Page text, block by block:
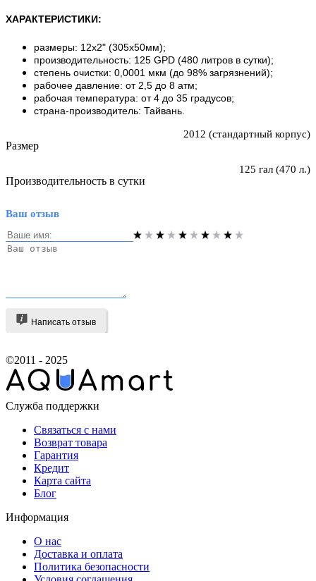
ХАРАКТЕРИСТИКИ:
размеры: 12х2" (305х50мм);
производительность: 125 GPD (480 литров в сутки);
степень очистки: 0,0001 мкм (до 98% загрязнений);
рабочее давление: от 2,5 до 8 атм;
рабочая температура: от 4 до 35 градусов;
страна-производитель: Тайвань.
Размер
2012 (стандартный корпус)
Производительность в сутки
125 гал (470 л.)
Ваш отзыв
Написать отзыв
©2011 - 2025
Служба поддержки
Связаться с нами
Возврат товара
Гарантия
Кредит
Карта сайта
Блог
Информация
О нас
Доставка и оплата
Политика безопасности